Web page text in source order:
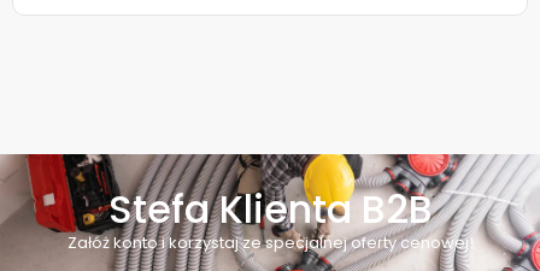
Stefa Klienta B2B
Załóż konto i korzystaj ze specjalnej oferty cenowej!